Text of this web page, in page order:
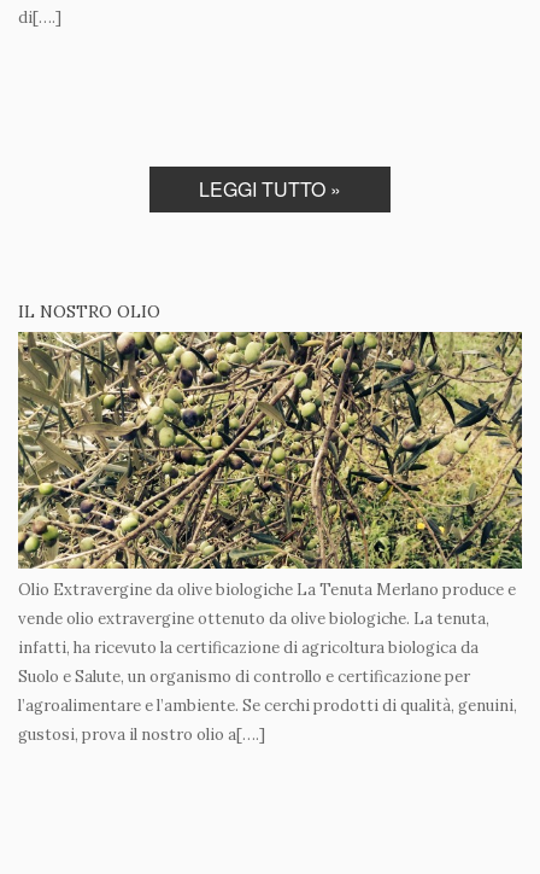
di[….]
LEGGI TUTTO »
IL NOSTRO OLIO
Olio Extravergine da olive biologiche La Tenuta Merlano produce e
vende olio extravergine ottenuto da olive biologiche. La tenuta,
infatti, ha ricevuto la certificazione di agricoltura biologica da
Suolo e Salute, un organismo di controllo e certificazione per
l’agroalimentare e l’ambiente. Se cerchi prodotti di qualità, genuini,
gustosi, prova il nostro olio a[….]